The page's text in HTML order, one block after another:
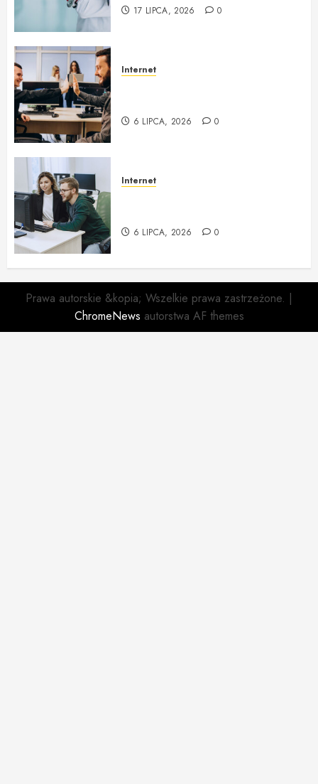
17 LIPCA, 2026 0
Internet
6 LIPCA, 2026 0
Internet
6 LIPCA, 2026 0
Prawa autorskie &kopia; Wszelkie prawa zastrzeżone. |
ChromeNews autorstwa AF themes